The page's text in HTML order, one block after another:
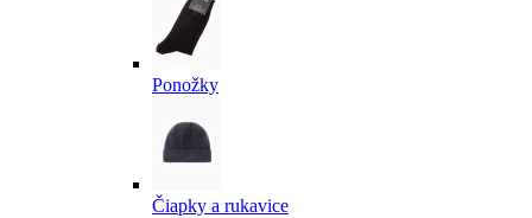
Ponožky
Čiapky a rukavice